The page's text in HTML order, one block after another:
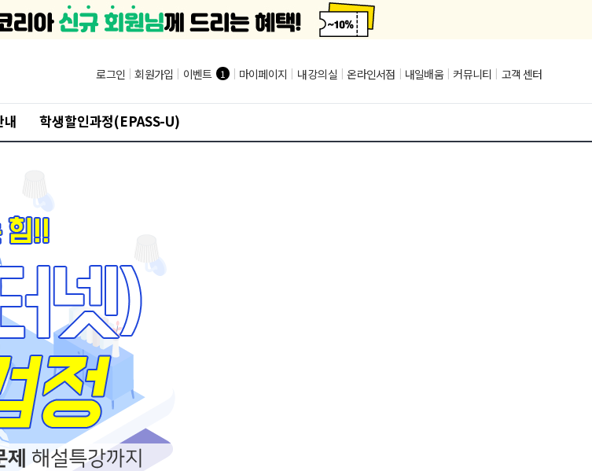
로그인 | 회원가입 | 이벤트 1 | 마이페이지 | 내 강의실 | 온라인서점 | 내일배움 | 커뮤니티 | 고객 센터
내 학생할인과정(EPASS-U)